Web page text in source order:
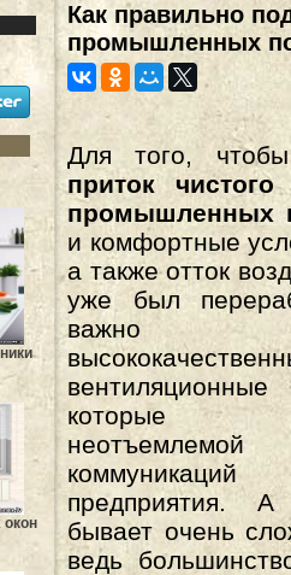
окон
Как правильно
промышленных
Для того, чтобы
приток
промышленных
и комфортные
а также отток
уже был
важно
которые
предприятия.
бывает очень
ведь